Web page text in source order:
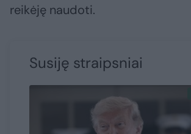
reikėję naudoti.
Susiję straipsniai